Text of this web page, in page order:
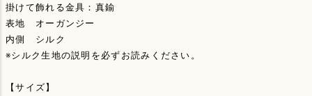
掛けて飾れる金具：真鍮
表地 オーガンジー
内側 シルク
※シルク生地の説明を必ずお読みください。
【サイズ】